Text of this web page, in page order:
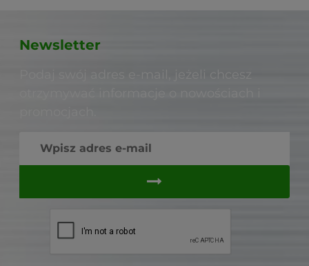
Newsletter
Podaj swój adres e-mail, jeżeli chcesz